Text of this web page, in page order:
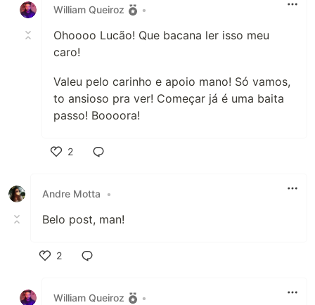
William Queiroz
•
Ohoooo Lucão! Que bacana ler isso meu
caro!
Valeu pelo carinho e apoio mano! Só vamos,
to ansioso pra ver! Começar já é uma baita
passo! Boooora!
2
Andre Motta
•
Belo post, man!
2
William Queiroz
•